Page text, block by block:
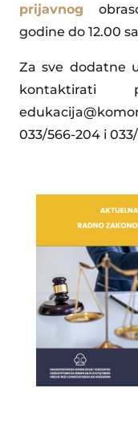
prijavnog
godine do 12.00
Za sve dodatne
kontaktirati
033/566-204 i